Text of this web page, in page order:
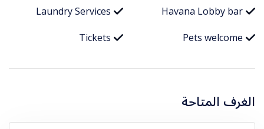
Havana Lobby bar
Laundry Services
Pets welcome
Tickets
الغرف المتاحة